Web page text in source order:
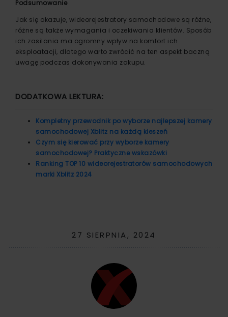
Podsumowanie
Jak się okazuje, wideorejestratory samochodowe są różne,
różne są także wymagania i oczekiwania klientów. Sposób
ich zasilania ma ogromny wpływ na komfort ich
eksploatacji, dlatego warto zwrócić na ten aspekt baczną
uwagę podczas dokonywania zakupu.
DODATKOWA LEKTURA:
Kompletny przewodnik po wyborze najlepszej kamery
samochodowej Xblitz na każdą kieszeń
Czym się kierować przy wyborze kamery
samochodowej? Praktyczne wskazówki
Ranking TOP 10 wideorejestratorów samochodowych
marki Xblitz 2024
27 SIERPNIA, 2024